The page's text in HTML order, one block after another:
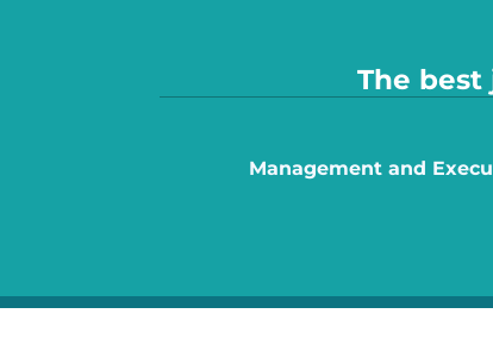
The
Management and